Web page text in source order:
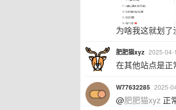
为啥我这就划了
肥肥猫xyz 2025-04-
在其他站点是正
W77632285 2025-
@肥肥猫xyz 正